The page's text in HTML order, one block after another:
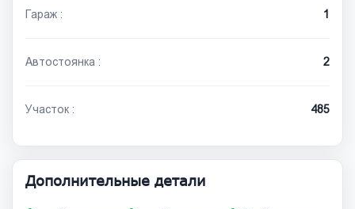
Гараж : 1
Автостоянка : 2
Участок : 485
Дополнительные детали